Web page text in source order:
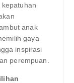
anak
gaya
inspirasi
perempuan.